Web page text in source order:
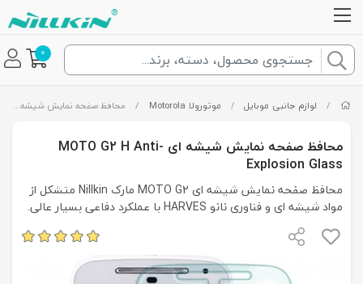
0
/ لوازم جانبی موبایل / موتورولا Motorola / محافظ صفحه نمایش شیشه ای MOTO G2 H Anti-Explosion Glass
محافظ صفحه نمایش شیشه ای MOTO G2 H Anti-
Explosion Glass
محافظ صفحه نمایش شیشه ای MOTO G2 مارک Nillkin متشکل از
مواد شیشه ای و فناوری نانو HARVES با عملکرد دفاعی بسیار عالی.